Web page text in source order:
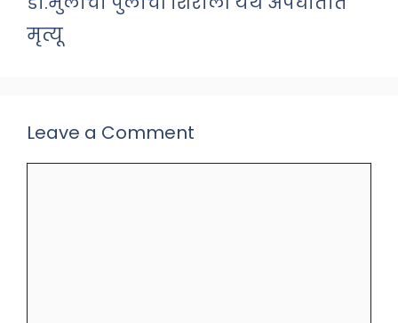
मृत्यू
Leave a Comment